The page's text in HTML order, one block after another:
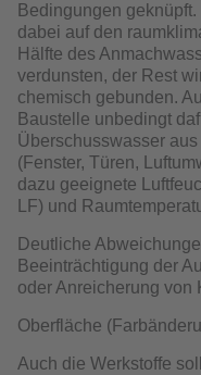
Bedingungen
dabei auf den
Hälfte des
verdunsten, der Rest
chemisch gebunden.
Baustelle unbedingt
Überschusswasser
(Fenster, Türen,
dazu geeignete
LF) und
Deutliche
Beeinträchtigung der
oder Anreicherung von
Oberfläche
Auch die Werkstoffe